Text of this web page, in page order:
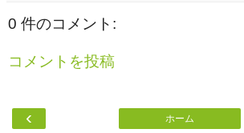
0 件のコメント:
コメントを投稿
‹ ホーム